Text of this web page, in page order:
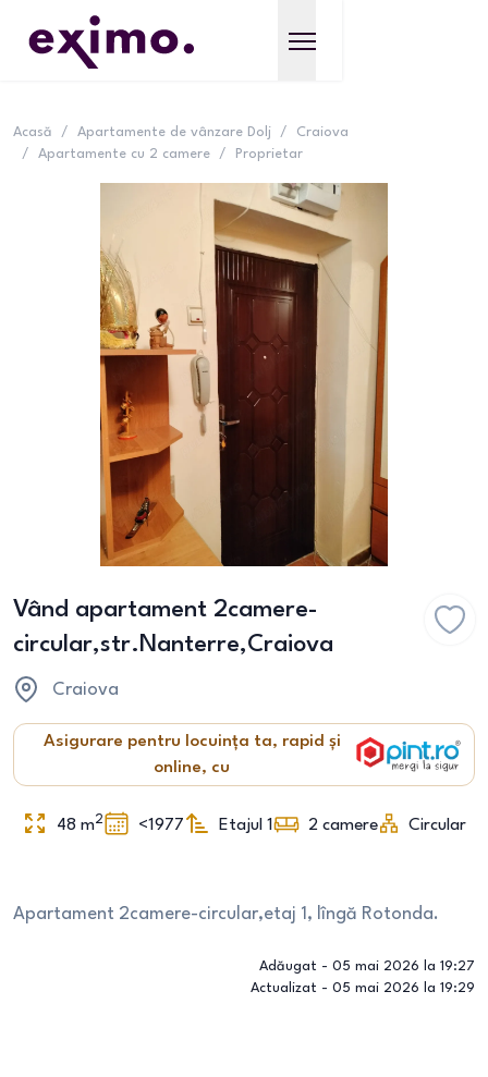
Acasă / Apartamente de vânzare Dolj /
Craiova
/
Apartamente cu 2 camere / Proprietar
Vând apartament 2camere-
circular,str.Nanterre,Craiova
Craiova
Asigurare pentru locuința ta, rapid și
online, cu
48 m2 <1977 Etajul 1 2 camere Circular
Apartament 2camere-circular,etaj 1, lîngă Rotonda.
Adăugat - 05 mai 2026 la 19:27
Actualizat - 05 mai 2026 la 19:29